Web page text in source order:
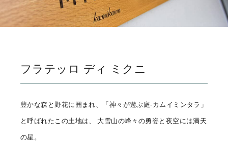
フラテッロ ディ ミクニ
豊かな森と野花に囲まれ、「神々が遊ぶ庭-カムイミンタラ」
と呼ばれたこの土地は、 大雪山の峰々の勇姿と夜空には満天
の星。